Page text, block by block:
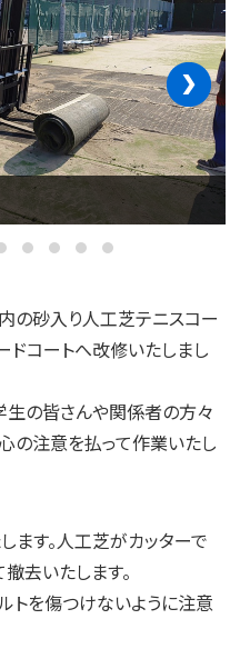
の砂入り人工芝テニスコー
ドコートへ改修いたしまし
生の皆さんや関係者の方々
の注意を払って作業いたし
ます。人工芝がカッターで
去いたします。
トを傷つけないように注意